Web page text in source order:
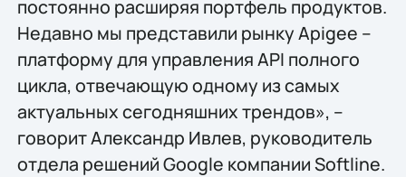
постоянно расширяя портфель продуктов.
Недавно мы представили рынку Apigee –
платформу для управления API полного
цикла, отвечающую одному из самых
актуальных сегодняшних трендов», –
говорит Александр Ивлев, руководитель
отдела решений Google компании Softline.